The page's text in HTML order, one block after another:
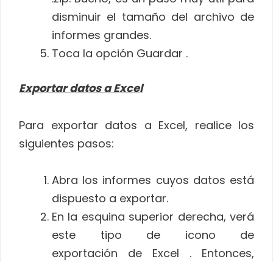
disminuir el tamaño del archivo de
informes grandes.
Toca la opción Guardar .
Exportar datos a Excel
Para exportar datos a Excel, realice los
siguientes pasos:
Abra los informes cuyos datos está
dispuesto a exportar.
En la esquina superior derecha, verá
este tipo de icono de
exportación de Excel . Entonces,